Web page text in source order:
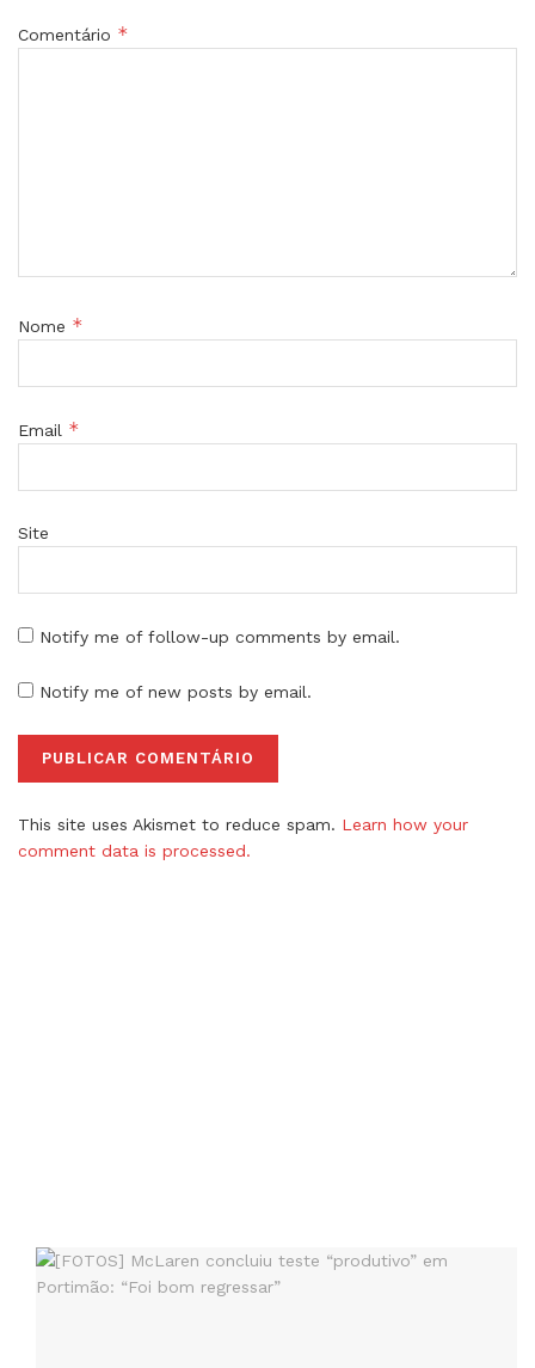
Comentário *
Nome *
Email *
Site
Notify me of follow-up comments by email.
Notify me of new posts by email.
This site uses Akismet to reduce spam. Learn how your
comment data is processed.